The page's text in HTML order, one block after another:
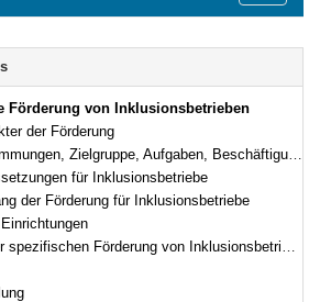
Förderung von Inklusionsbetrieben
der Förderung
Zielgruppe, Aufgaben, Beschäftigungsverhältnisse ohne Förderung
für Inklusionsbetriebe
der Förderung für Inklusionsbetriebe
von Inklusionsbetrieben (§ 215 SGB IX) zu anderen Förderleistungen